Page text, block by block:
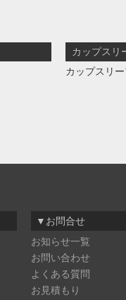
カップスリ
カップスリー
▼お問合せ
お知らせ一覧
お問い合わせ
よくある質問
お見積もり